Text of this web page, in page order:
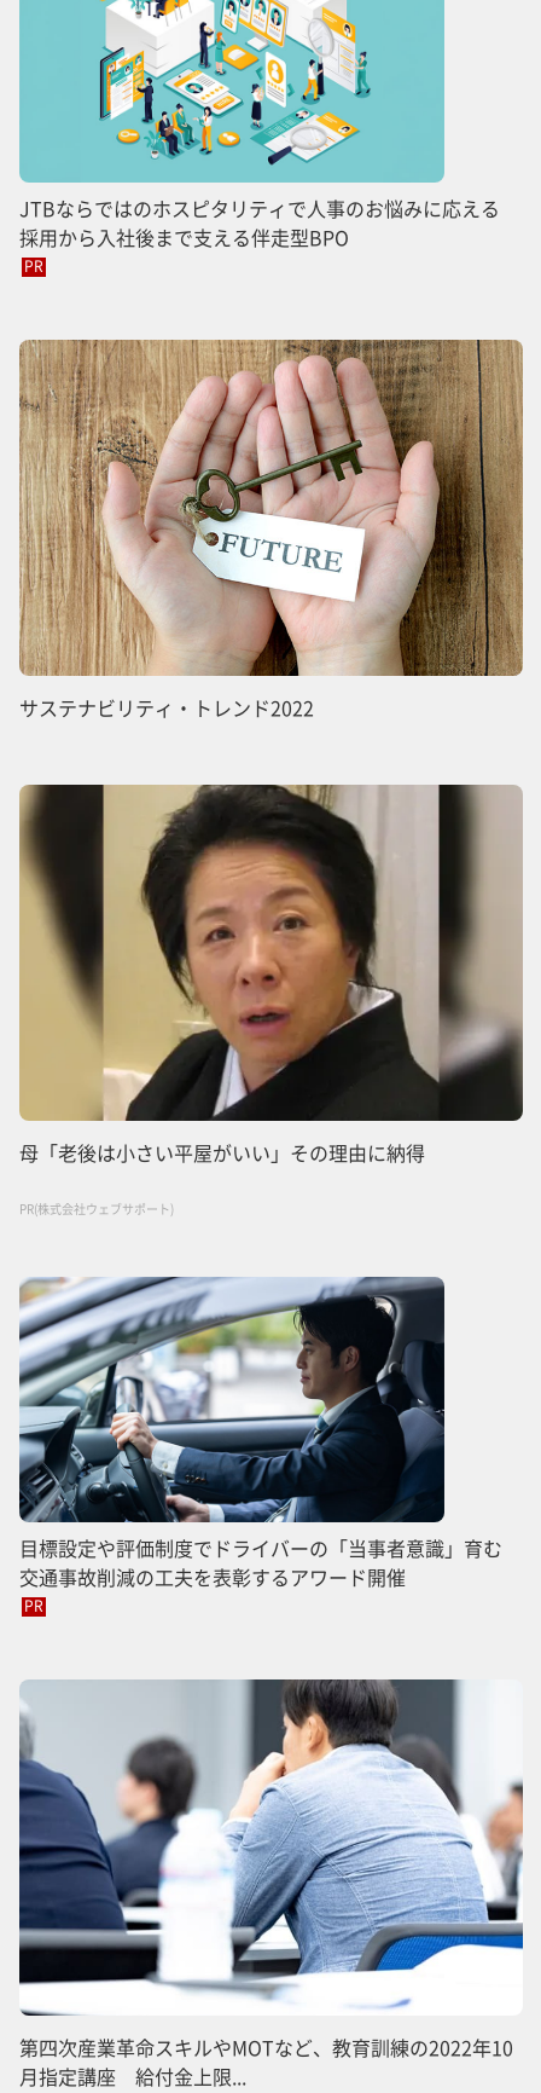
JTBならではのホスピタリティで人事のお悩みに応える
採用から入社後まで支える伴走型BPO
PR
サステナビリティ・トレンド2022
母「老後は小さい平屋がいい」その理由に納得
PR(株式会社ウェブサポート)
目標設定や評価制度でドライバーの「当事者意識」育む
交通事故削減の工夫を表彰するアワード開催
PR
第四次産業革命スキルやMOTなど、教育訓練の2022年10
月指定講座 給付金上限...